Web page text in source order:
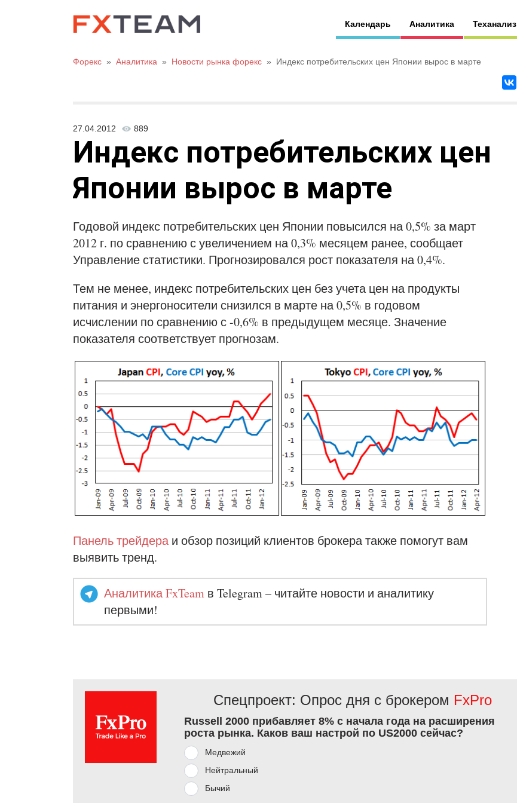
Календарь Аналитика Теханализ
Форекс » Аналитика » Новости рынка форекс » Индекс потребительских цен Японии вырос в марте
27.04.2012 889
Индекс потребительских цен
Японии вырос в марте
Годовой индекс потребительских цен Японии повысился на 0,5% за март
2012 г. по сравнению с увеличением на 0,3% месяцем ранее, сообщает
Управление статистики. Прогнозировался рост показателя на 0,4%.
Тем не менее, индекс потребительских цен без учета цен на продукты
питания и энергоносители снизился в марте на 0,5% в годовом
исчислении по сравнению с -0,6% в предыдущем месяце. Значение
показателя соответствует прогнозам.
Панель трейдера и обзор позиций клиентов брокера также помогут вам
выявить тренд.
Аналитика FxTeam в Telegram – читайте новости и аналитику
первыми!
Спецпроект: Опрос дня с брокером FxPro
Russell 2000 прибавляет 8% с начала года на расширения
роста рынка. Каков ваш настрой по US2000 сейчас?
Медвежий
Нейтральный
Бычий